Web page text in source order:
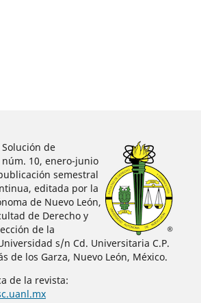
de
10, enero-junio
semestral
editada por la
de Nuevo León,
de Derecho y
de la
s/n Cd. Universitaria C.P.
de los Garza, Nuevo León, México.
de la revista: